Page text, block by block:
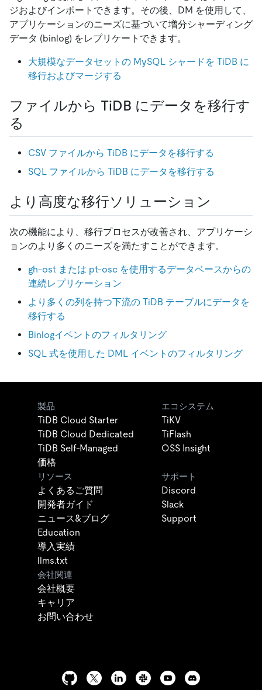
ジおよびインポートできます。その後、DM を使用して、
アプリケーションのニーズに基づいて増分シャーディング
データ (binlog) をレプリケートできます。
大規模なデータセットの MySQL シャードを TiDB に
移行およびマージする
ファイルから TiDB にデータを移行す
る
CSV ファイルから TiDB にデータを移行する
SQL ファイルから TiDB にデータを移行する
より高度な移行ソリューション
次の機能により、移行プロセスが改善され、アプリケーシ
ョンのより多くのニーズを満たすことができます。
gh-ost または pt-osc を使用するデータベースからの
連続レプリケーション
より多くの列を持つ下流の TiDB テーブルにデータを
移行する
Binlogイベントのフィルタリング
SQL 式を使用した DML イベントのフィルタリング
製品
TiDB Cloud Starter
TiDB Cloud Dedicated
TiDB Self-Managed
価格
エコシステム
TiKV
TiFlash
OSS Insight
リソース
よくあるご質問
開発者ガイド
ニュース&ブログ
Education
導入実績
llms.txt
サポート
Discord
Slack
Support
会社関連
会社概要
キャリア
お問い合わせ